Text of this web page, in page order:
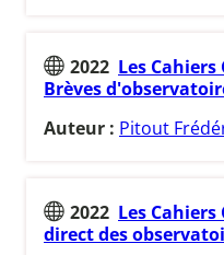
2022 Les Cahiers
Brèves
Auteur : Pitout
2022 Les Cahiers
direct des